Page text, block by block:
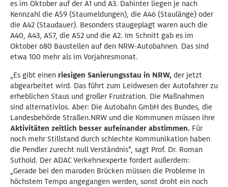
es im Oktober auf der A1 und A3. Dahinter liegen je nach
Kennzahl die A59 (Staumeldungen), die A46 (Staulänge) oder
die A42 (Staudauer). Besonders staugeplagt waren auch die
A40, A43, A57, die A52 und die A2. Im Schnitt gab es im
Oktober 680 Baustellen auf den NRW-Autobahnen. Das sind
etwa 100 mehr als im Vorjahresmonat.
„Es gibt einen riesigen Sanierungsstau in NRW, der jetzt
abgearbeitet wird. Das führt zum Leidwesen der Autofahrer zu
erheblichen Staus und großer Frustration. Die Maßnahmen
sind alternativlos. Aber: Die Autobahn GmbH des Bundes, die
Landesbehörde Straßen.NRW und die Kommunen müssen ihre
Aktivitäten zeitlich besser aufeinander abstimmen. Für
noch mehr Stillstand durch schlechte Kommunikation haben
die Pendler zurecht null Verständnis“, sagt Prof. Dr. Roman
Suthold. Der ADAC Verkehrsexperte fordert außerdem:
„Gerade bei den maroden Brücken müssen die Probleme in
höchstem Tempo angegangen werden, sonst droht ein noch